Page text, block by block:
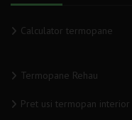
Calculator termopane
Termopane Rehau
Pret usi termopan interior